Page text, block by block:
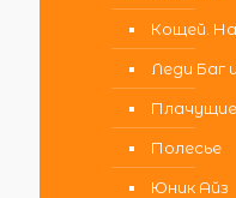
Кощей.
Леди Баг
Полесье
Юник Айз